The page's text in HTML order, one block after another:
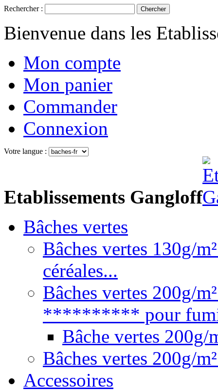
Rechercher : Chercher
Bienvenue dans les
Mon compte
Mon panier
Commander
Connexion
Votre langue :
Etablissements Gangloff
Bâches vertes
Bâches vertes 130g/
céréales...
Bâches vertes 200g/
********** pour
Bâche vertes
Bâches vertes 200g/
Accessoires